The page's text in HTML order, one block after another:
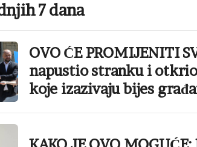
7 dana
OVO ĆE PROMIJENITI
napustio stranku i
koje izazivaju bijes